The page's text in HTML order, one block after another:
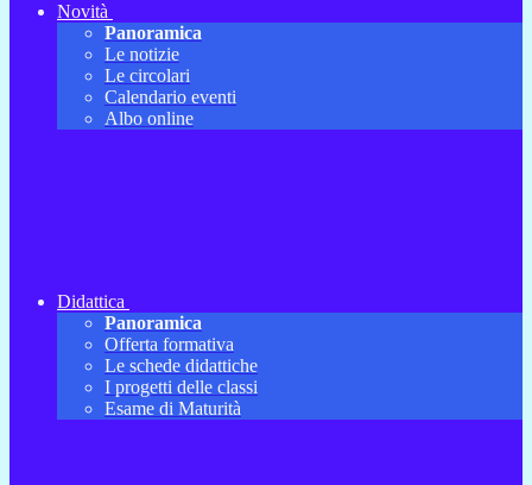
Novità
Panoramica
Le notizie
Le circolari
Calendario eventi
Albo online
Didattica
Panoramica
Offerta formativa
Le schede didattiche
I progetti delle classi
Esame di Maturità